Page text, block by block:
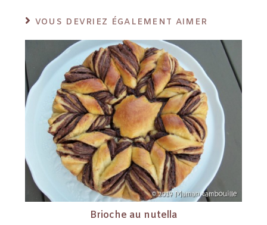
VOUS DEVRIEZ ÉGALEMENT AIMER
Brioche au nutella